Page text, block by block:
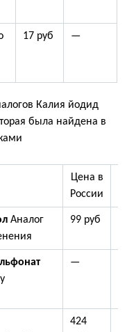
17 руб —
Калия йодид
была найдена в
Цена в
России
Аналог
99 руб
—
424